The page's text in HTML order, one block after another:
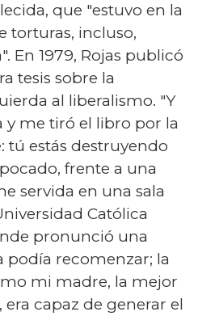
que "estuvo en la
torturas, incluso,
En 1979, Rojas publicó
tesis sobre la
al liberalismo. "Y
y me tiró el libro por la
tú estás destruyendo
frente a una
servida en una sala
Católica
pronunció una
podía recomenzar; la
mi madre, la mejor
capaz de generar el